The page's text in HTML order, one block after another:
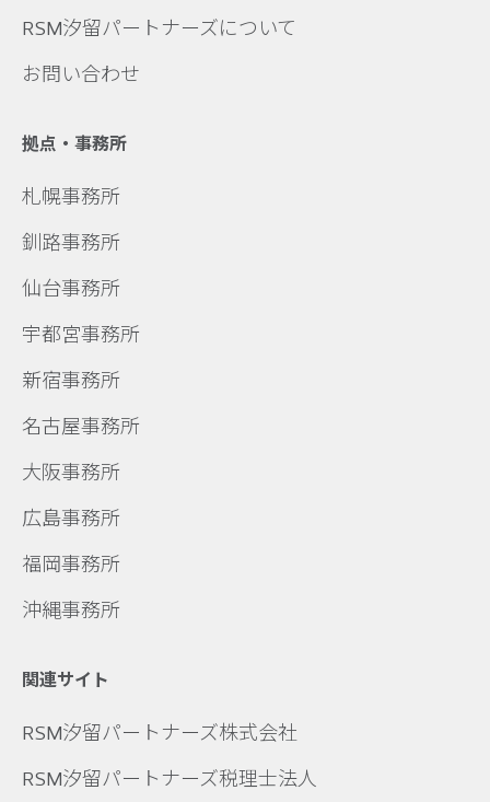
RSM汐留パートナーズについて
お問い合わせ
拠点・事務所
札幌事務所
釧路事務所
仙台事務所
宇都宮事務所
新宿事務所
名古屋事務所
大阪事務所
広島事務所
福岡事務所
沖縄事務所
関連サイト
RSM汐留パートナーズ株式会社
RSM汐留パートナーズ税理士法人